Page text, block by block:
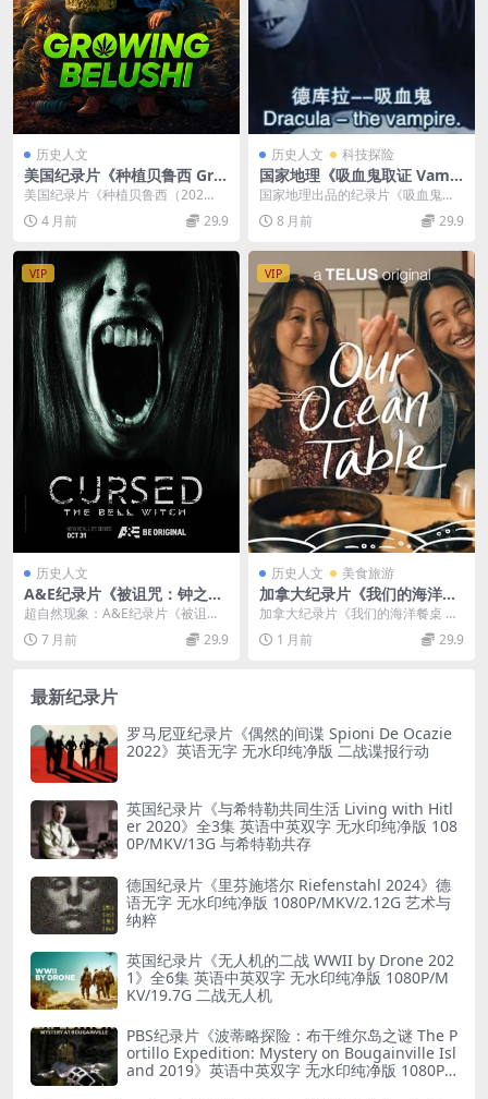
历史人文
美国纪录片《种植贝鲁西 Gro
wing Belushi 2022》第1-2季
全5集 英语中英双字 官方纯净
版 1080P/MKV/11.4G 大麻农
美国纪录片《种植贝鲁西（202
2）》：一场大麻农场的热血与温情
2022 年，探...
4 月前 29.9
历史人文 科技探险
国家地理《吸血鬼取证 Vampi
re Forensics》全2集 英语中
字 MKV高清 吸血鬼探秘纪录
片
国家地理出品的纪录片《吸血鬼取
证》（Vampire Forensics）全 2 ...
8 月前 29.9
VIP
历史人文
A&E纪录片《被诅咒：钟之女
巫 Cursed: The Bell Witch 2
015》第一季全5集 英语中英
双字 无水印纯净版 1080P/M
超自然现象：A&E纪录片《被诅
咒：钟之女巫Cursed: The Bel...
7 月前 29.9
VIP
历史人文 美食旅游
加拿大纪录片《我们的海洋餐
桌 Our Ocean Table 2026》
全3集 英语中英双字 无水印纯
净版 1080P/MKV/2.76G 海洋
加拿大纪录片《我们的海洋餐桌 Ou
r Ocean Table 2026》介绍 2...
1 月前 29.9
最新纪录片
罗马尼亚纪录片《偶然的间谍 Spioni De Ocazie
2022》英语无字 无水印纯净版 二战谍报行动
英国纪录片《与希特勒共同生活 Living with Hitl
er 2020》全3集 英语中英双字 无水印纯净版 108
0P/MKV/13G 与希特勒共存
德国纪录片《里芬施塔尔 Riefenstahl 2024》德
语无字 无水印纯净版 1080P/MKV/2.12G 艺术与
纳粹
英国纪录片《无人机的二战 WWII by Drone 202
1》全6集 英语中英双字 无水印纯净版 1080P/M
KV/19.7G 二战无人机
PBS纪录片《波蒂略探险：布干维尔岛之谜 The P
ortillo Expedition: Mystery on Bougainville Isl
and 2019》英语中英双字 无水印纯净版 1080P/